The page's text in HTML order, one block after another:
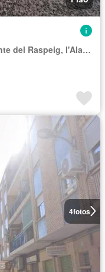
Sant Vicent del Raspeig / San Vicente del Raspeig, l'Alacantí
4fotos